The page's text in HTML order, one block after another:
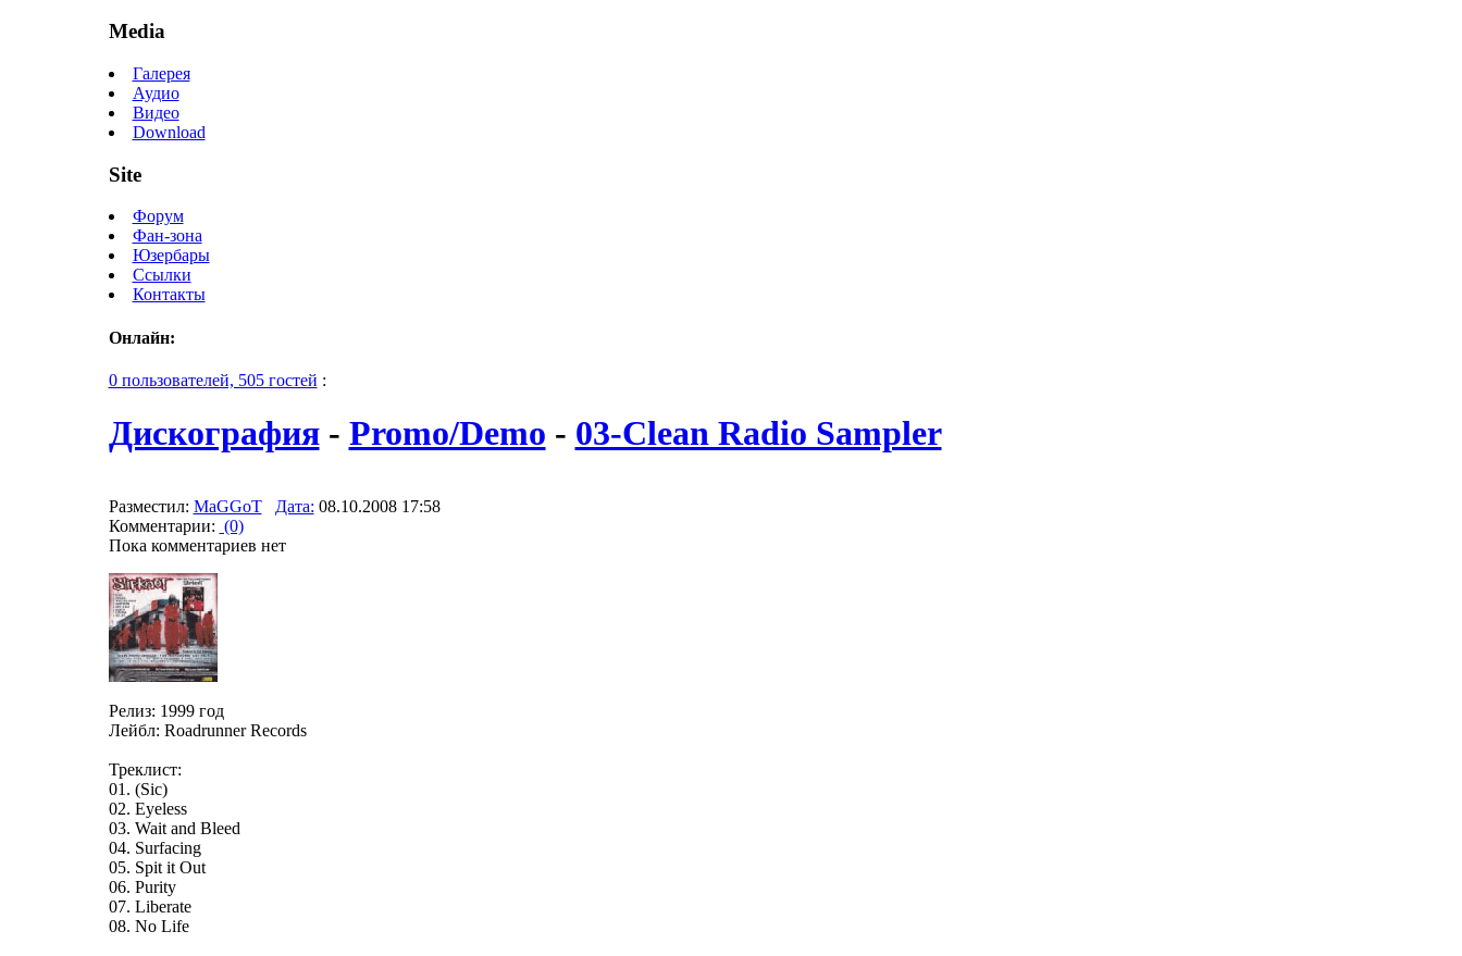
Media
Галерея
Аудио
Видео
Download
Site
Форум
Фан-зона
Юзербары
Ссылки
Контакты
Онлайн:
0 пользователей, 505 гостей :
Дискография- Promo/Demo - 03-Clean Radio Sampler
Разместил: MaGGoT Дата: 08.10.2008 17:58
Комментарии: (0)
Пока комментариев нет
Релиз: 1999 год
Лейбл: Roadrunner Records
Треклист:
01. (Sic)
02. Eyeless
03. Wait and Bleed
04. Surfacing
05. Spit it Out
06. Purity
07. Liberate
08. No Life